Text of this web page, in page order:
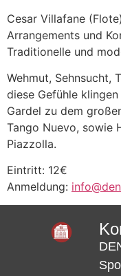
Cesar Villafane
Arrangements und
Traditionelle und
Wehmut, Sehnsucht,
diese Gefühle
Gardel zu dem
Tango Nuevo, sowie
Piazzolla.
Eintritt: 12€
Anmeldung: